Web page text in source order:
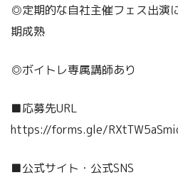
◎定期的な自社主催フェス出演
期成熟
◎ボイトレ専属講師あり
■応募先URL
https://forms.gle/
■公式サイト・公式SNS